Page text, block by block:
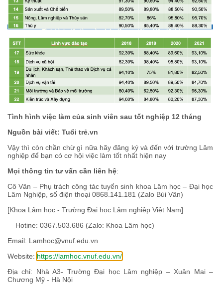
Tình hình việc làm của sinh viên sau tốt nghiệp 12 tháng
Nguồn bài viết: Tuổi trẻ.vn
Vậy thì còn chần chừ gì nữa hãy đăng ký và đến với trường Lâm
nghiệp để bạn có cơ hội việc làm tốt nhất hiện nay
Mọi thông tin tư vấn cần liên hệ:
Cô Vân – Phụ trách công tác tuyển sinh khoa Lâm học – Đại học
Lâm Nghiệp, số điện thoại 0868.141.181 (Zalo Bùi Vân)
[Khoa Lâm học - Trường Đại học Lâm nghiệp Việt Nam]
Hotine: 0367.503.686 (Zalo: Khoa Lâm học)
Email: Lamhoc@vnuf.edu.vn
Website: https://lamhoc.vnuf.edu.vn/
Địa chỉ: Nhà A3- Trường Đại học Lâm nghiệp – Xuân Mai –
Chương Mỹ - Hà Nội